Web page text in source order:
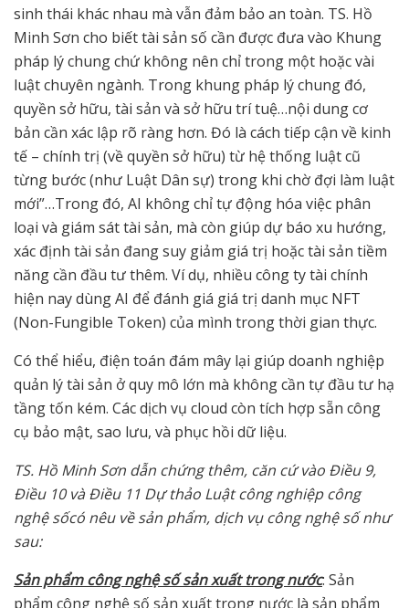
sinh thái khác nhau mà vẫn đảm bảo an toàn. TS. Hồ
Minh Sơn cho biết tài sản số cần được đưa vào Khung
pháp lý chung chứ không nên chỉ trong một hoặc vài
luật chuyên ngành. Trong khung pháp lý chung đó,
quyền sở hữu, tài sản và sở hữu trí tuệ…nội dung cơ
bản cần xác lập rõ ràng hơn. Đó là cách tiếp cận về kinh
tế – chính trị (về quyền sở hữu) từ hệ thống luật cũ
từng bước (như Luật Dân sự) trong khi chờ đợi làm luật
mới”…Trong đó, AI không chỉ tự động hóa việc phân
loại và giám sát tài sản, mà còn giúp dự báo xu hướng,
xác định tài sản đang suy giảm giá trị hoặc tài sản tiềm
năng cần đầu tư thêm. Ví dụ, nhiều công ty tài chính
hiện nay dùng AI để đánh giá giá trị danh mục NFT
(Non-Fungible Token) của mình trong thời gian thực.
Có thể hiểu, điện toán đám mây lại giúp doanh nghiệp
quản lý tài sản ở quy mô lớn mà không cần tự đầu tư hạ
tầng tốn kém. Các dịch vụ cloud còn tích hợp sẵn công
cụ bảo mật, sao lưu, và phục hồi dữ liệu.
TS. Hồ Minh Sơn dẫn chứng thêm, căn cứ vào Điều 9,
Điều 10 và Điều 11 Dự thảo Luật công nghiệp công
nghệ sốcó nêu về sản phẩm, dịch vụ công nghệ số như
sau:
Sản phẩm công nghệ số sản xuất trong nước: Sản
phẩm công nghệ số sản xuất trong nước là sản phẩm